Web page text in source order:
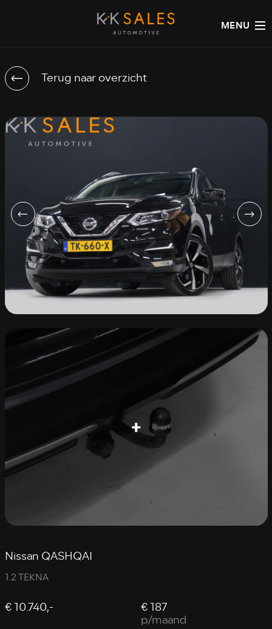
MENU
Terug naar overzicht
Nissan QASHQAI
1.2 TEKNA
€ 10.740,- € 187
p/maand